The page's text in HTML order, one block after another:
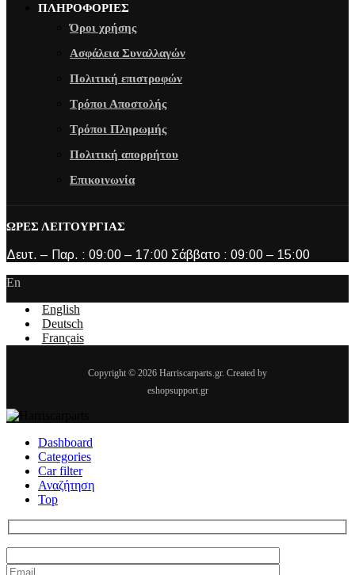
ΠΛΗΡΟΦΟΡΙΕΣ
Όροι χρήσης
Ασφάλεια Συναλλαγών
Πολιτική επιστροφών
Τρόποι Αποστολής
Τρόποι Πληρωμής
Πολιτική απορρήτου
Επικοινωνία
ΩΡΕΣ ΛΕΙΤΟΥΡΓΙΑΣ
Δευτ. – Παρ. : 09:00 – 17:00 Σάββατο : 09:00 – 15:00
En
English
Deutsch
Français
Copyright © 2026 Harriscarparts.gr. Created by
eshopsupport.gr
Dashboard
Categories
Car filter
Αναζήτηση
Top